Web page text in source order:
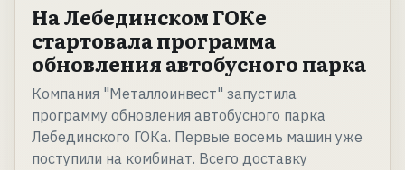
На Лебединском ГОКе
стартовала программа
обновления автобусного парка
Компания "Металлоинвест" запустила
программу обновления автобусного парка
Лебединского ГОКа. Первые восемь машин уже
поступили на комбинат. Всего доставку